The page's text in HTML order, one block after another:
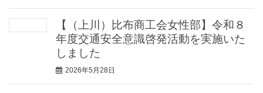
【（上川）比布商工会女性部】令和８
年度交通安全意識啓発活動を実施いた
しました
2026年5月28日